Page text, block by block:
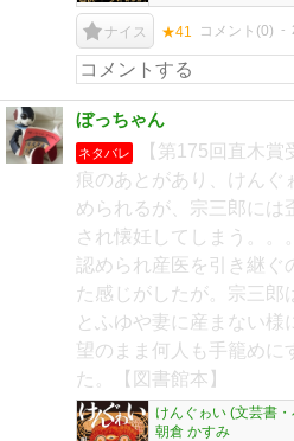
ナイス ★41 コメント(0)
ぼっちゃん
ネタバレ
【第175回直木
痕のあとがあり、けんぐ
められるが、宗三郎には
され懐妊してしまう。。
認められ産医を引き継ぐ
た感じがしたが。宗三郎
とふゆや妻に産まない様
望のまま何人も手籠めに
た。【図書館本】
けんぐゎい (文芸書
朝倉 かすみ